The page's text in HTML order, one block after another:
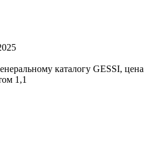
каталогу GESSI, цена
1,1